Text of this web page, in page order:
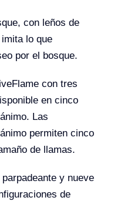
con leños de
lo que
por el bosque.
con tres
en cinco
Las
permiten cinco
de llamas.
y nueve
de